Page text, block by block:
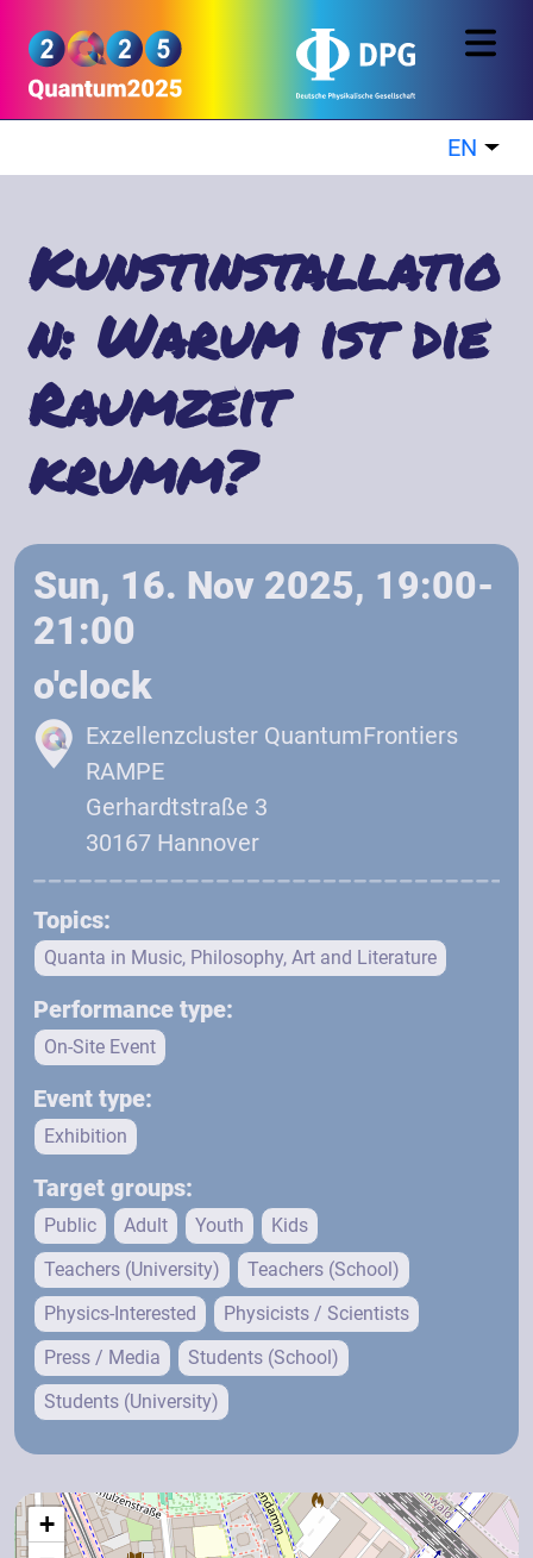
Quantum2025
EN
Kunstinstallatio
n: Warum ist die
Raumzeit
krumm?
Sun, 16. Nov 2025, 19:00-
21:00
o'clock
Exzellenzcluster QuantumFrontiers
RAMPE
Gerhardtstraße 3
30167 Hannover
Topics:
Quanta in Music, Philosophy, Art and Literature
Performance type:
On-Site Event
Event type:
Exhibition
Target groups:
Public Adult Youth
Kids
Teachers (University)
Teachers (School)
Physics-Interested
Physicists / Scientists
Press / Media
Students (School)
Students (University)
+